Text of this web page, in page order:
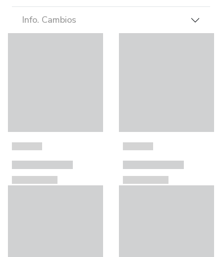
Info. Cambios